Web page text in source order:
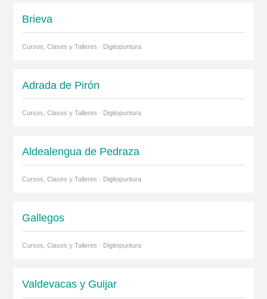
Brieva
Cursos, Clases y Talleres · Digitopuntura
Adrada de Pirón
Cursos, Clases y Talleres · Digitopuntura
Aldealengua de Pedraza
Cursos, Clases y Talleres · Digitopuntura
Gallegos
Cursos, Clases y Talleres · Digitopuntura
Valdevacas y Guijar